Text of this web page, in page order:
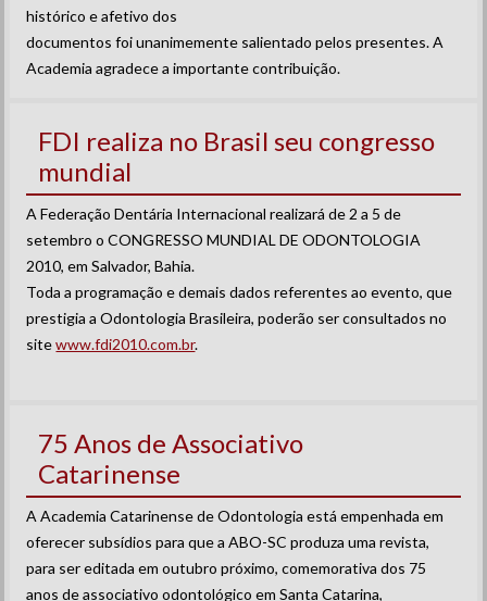
histórico e afetivo dos
documentos foi unanimemente salientado pelos presentes. A
Academia agradece a importante contribuição.
FDI realiza no Brasil seu congresso
mundial
A Federação Dentária Internacional realizará de 2 a 5 de
setembro o CONGRESSO MUNDIAL DE ODONTOLOGIA
2010, em Salvador, Bahia.
Toda a programação e demais dados referentes ao evento, que
prestigia a Odontologia Brasileira, poderão ser consultados no
sitewww.fdi2010.com.br.
75 Anos de Associativo
Catarinense
A Academia Catarinense de Odontologia está empenhada em
oferecer subsídios para que a ABO-SC produza uma revista,
para ser editada em outubro próximo, comemorativa dos 75
anos de associativo odontológico em Santa Catarina,